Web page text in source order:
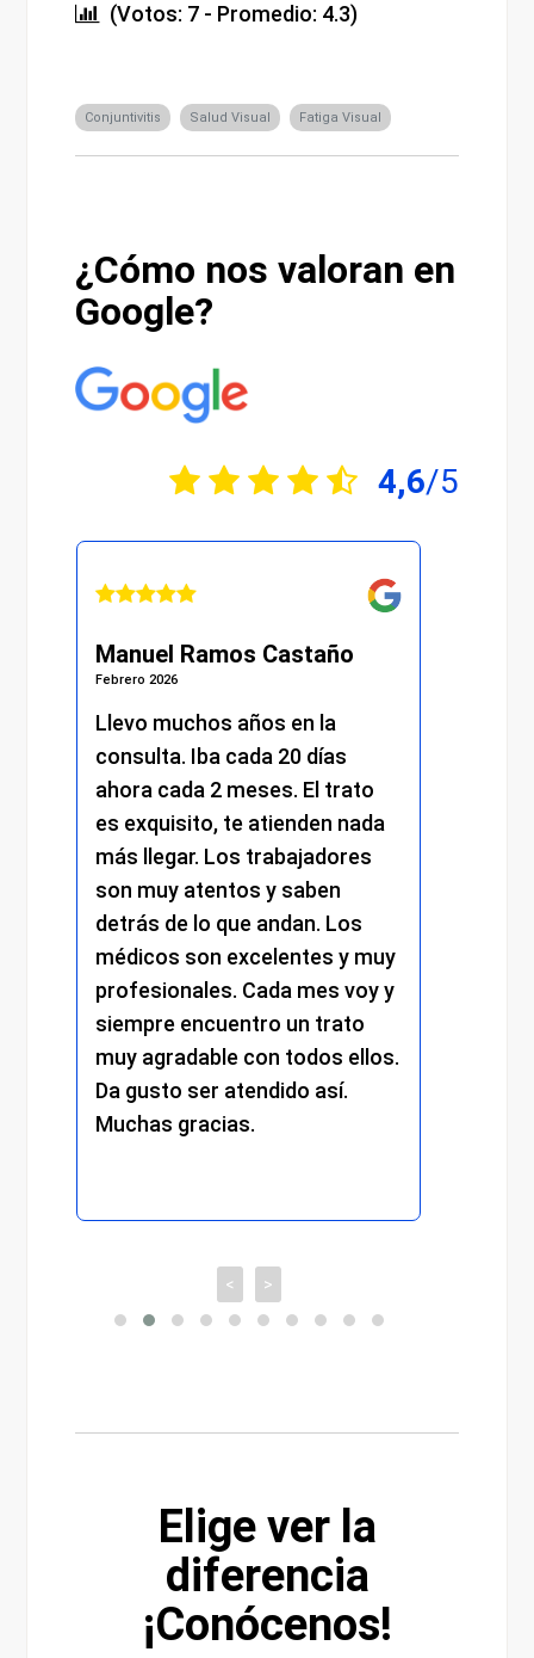
(Votos: 7 - Promedio: 4.3)
Conjuntivitis Salud Visual Fatiga Visual
¿Cómo nos valoran en
Google?
4,6/5
Manuel Ramos Castaño
Febrero 2026
Llevo muchos años en la
consulta. Iba cada 20 días
ahora cada 2 meses. El trato
es exquisito, te atienden nada
más llegar. Los trabajadores
son muy atentos y saben
detrás de lo que andan. Los
médicos son excelentes y muy
profesionales. Cada mes voy y
siempre encuentro un trato
muy agradable con todos ellos.
Da gusto ser atendido así.
Muchas gracias.
< >
Elige ver la
diferencia
¡Conócenos!